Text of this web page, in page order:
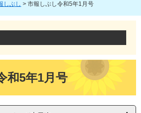
しぶし > 市報しぶし令和5年1月号
和5年1月号